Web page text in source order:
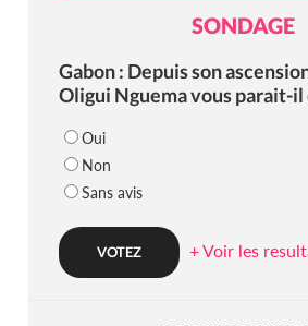
SONDAGE
Gabon : Depuis son
Oligui Nguema vous parait-
Oui
Non
Sans avis
+ Voir les